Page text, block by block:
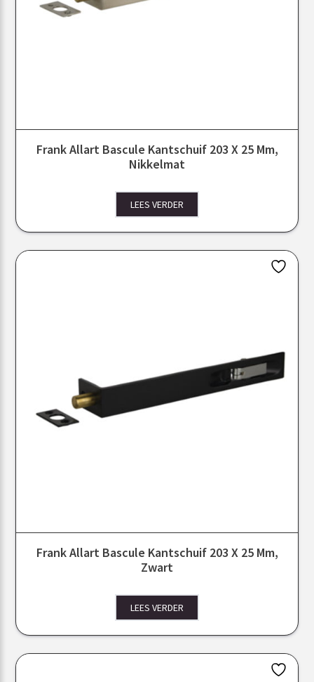
Frank Allart Bascule Kantschuif 203 X 25 Mm,
Nikkelmat
LEES VERDER
Frank Allart Bascule Kantschuif 203 X 25 Mm,
Zwart
LEES VERDER